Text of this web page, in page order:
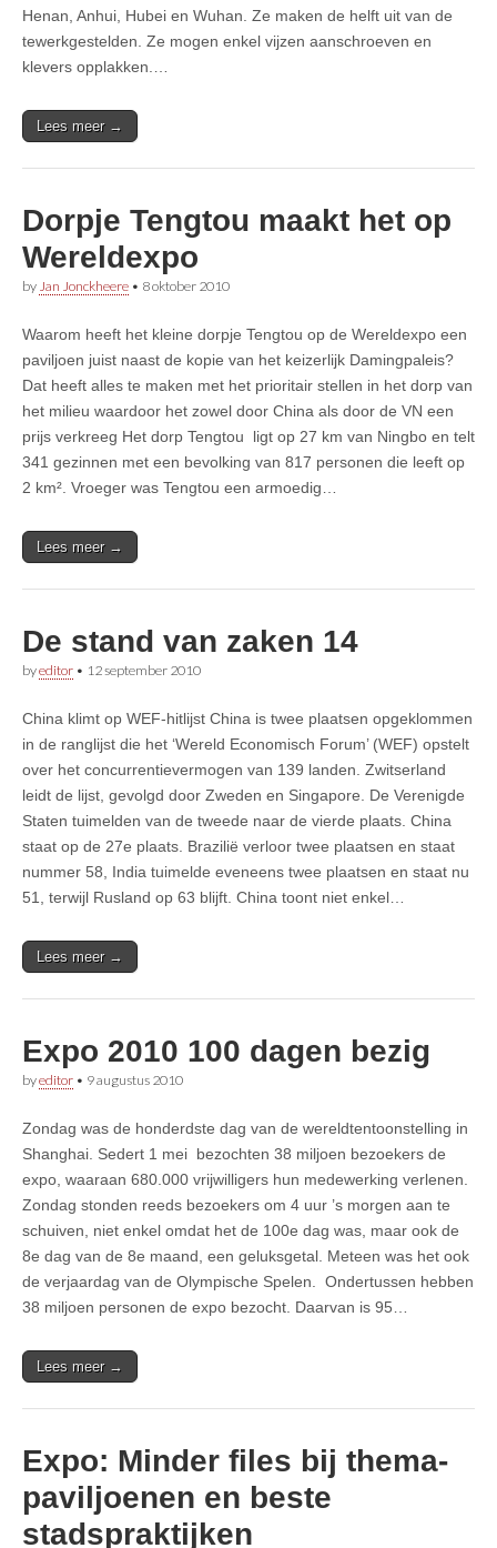
Henan, Anhui, Hubei en Wuhan. Ze maken de helft uit van de
tewerkgestelden. Ze mogen enkel vijzen aanschroeven en
klevers opplakken.…
Lees meer →
Dorpje Tengtou maakt het op
Wereldexpo
by Jan Jonckheere • 8 oktober 2010
Waarom heeft het kleine dorpje Tengtou op de Wereldexpo een
paviljoen juist naast de kopie van het keizerlijk Damingpaleis?
Dat heeft alles te maken met het prioritair stellen in het dorp van
het milieu waardoor het zowel door China als door de VN een
prijs verkreeg Het dorp Tengtou ligt op 27 km van Ningbo en telt
341 gezinnen met een bevolking van 817 personen die leeft op
2 km². Vroeger was Tengtou een armoedig…
Lees meer →
De stand van zaken 14
byeditor • 12 september 2010
China klimt op WEF-hitlijst China is twee plaatsen opgeklommen
in de ranglijst die het ‘Wereld Economisch Forum’ (WEF) opstelt
over het concurrentievermogen van 139 landen. Zwitserland
leidt de lijst, gevolgd door Zweden en Singapore. De Verenigde
Staten tuimelden van de tweede naar de vierde plaats. China
staat op de 27e plaats. Brazilië verloor twee plaatsen en staat
nummer 58, India tuimelde eveneens twee plaatsen en staat nu
51, terwijl Rusland op 63 blijft. China toont niet enkel…
Lees meer →
Expo 2010 100 dagen bezig
byeditor • 9 augustus 2010
Zondag was de honderdste dag van de wereldtentoonstelling in
Shanghai. Sedert 1 mei bezochten 38 miljoen bezoekers de
expo, waaraan 680.000 vrijwilligers hun medewerking verlenen.
Zondag stonden reeds bezoekers om 4 uur ’s morgen aan te
schuiven, niet enkel omdat het de 100e dag was, maar ook de
8e dag van de 8e maand, een geluksgetal. Meteen was het ook
de verjaardag van de Olympische Spelen. Ondertussen hebben
38 miljoen personen de expo bezocht. Daarvan is 95…
Lees meer →
Expo: Minder files bij thema-
paviljoenen en beste
stadspraktijken